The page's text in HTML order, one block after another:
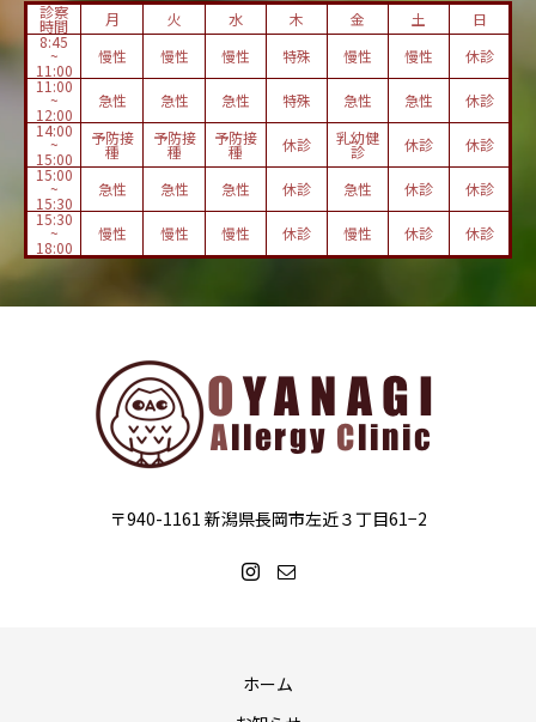
診察
時間 月 火 水 木 金 土
日
8:45
~
11:00
慢性 慢性 慢性 特殊 慢性 慢性
休診
11:00
~
12:00
急性 急性 急性 特殊 急性 急性
休診
14:00
~
15:00
予防接
種
予防接
種
予防接
種 休診 乳幼健
診 休診
休診
15:00
~
15:30
急性 急性 急性 休診 急性 休診
休診
15:30
~
18:00
慢性 慢性 慢性 休診 慢性 休診 休診
〒940-1161 新潟県長岡市左近３丁目61−2
ホーム